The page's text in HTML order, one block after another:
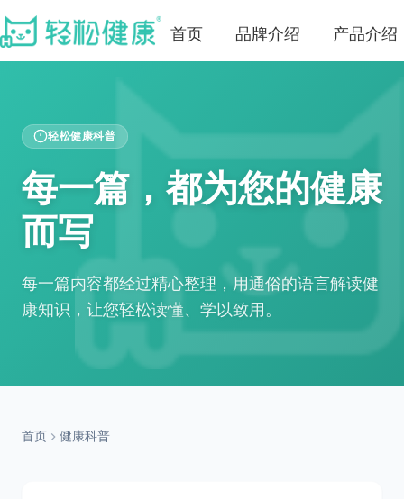
首页 品牌介绍 产品介绍
轻松健康科普
每一篇，都为您的健康
而写
每一篇内容都经过精心整理，用通俗的语言解读健
康知识，让您轻松读懂、学以致用。
首页 健康科普